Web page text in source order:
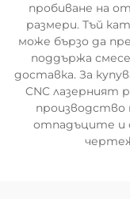
пробиване на
размери. Тъй
може бързо да
поддържа
доставка. За
CNC лазерният
производство
отпадъците и